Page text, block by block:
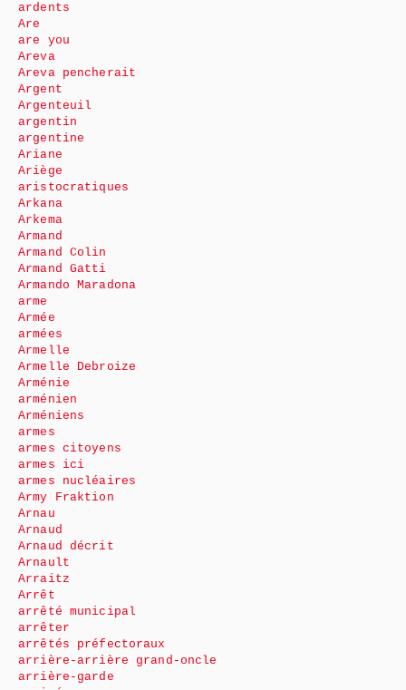
ardents
Are
are you
Areva
Areva pencherait
Argent
Argenteuil
argentin
argentine
Ariane
Ariège
aristocratiques
Arkana
Arkema
Armand
Armand Colin
Armand Gatti
Armando Maradona
arme
Armée
armées
Armelle
Armelle Debroize
Arménie
arménien
Arméniens
armes
armes citoyens
armes ici
armes nucléaires
Army Fraktion
Arnau
Arnaud
Arnaud décrit
Arnault
Arraitz
Arrêt
arrêté municipal
arrêter
arrêtés préfectoraux
arrière-arrière grand-oncle
arrière-garde